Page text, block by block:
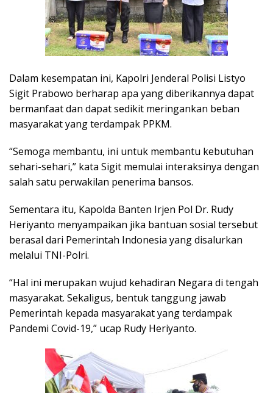
Dalam kesempatan ini, Kapolri Jenderal Polisi Listyo
Sigit Prabowo berharap apa yang diberikannya dapat
bermanfaat dan dapat sedikit meringankan beban
masyarakat yang terdampak PPKM.
“Semoga membantu, ini untuk membantu kebutuhan
sehari-sehari,” kata Sigit memulai interaksinya dengan
salah satu perwakilan penerima bansos.
Sementara itu, Kapolda Banten Irjen Pol Dr. Rudy
Heriyanto menyampaikan jika bantuan sosial tersebut
berasal dari Pemerintah Indonesia yang disalurkan
melalui TNI-Polri.
“Hal ini merupakan wujud kehadiran Negara di tengah
masyarakat. Sekaligus, bentuk tanggung jawab
Pemerintah kepada masyarakat yang terdampak
Pandemi Covid-19,” ucap Rudy Heriyanto.